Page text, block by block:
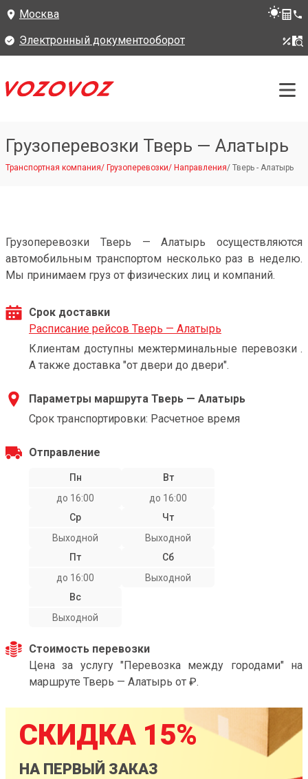
Москва
Электронный документооборот
Грузоперевозки Тверь — Алатырь
Транспортная компания/ Грузоперевозки/ Направления/ Тверь - Алатырь
Грузоперевозки Тверь — Алатырь осуществляются
автомобильным транспортом несколько раз в неделю.
Мы принимаем груз от физических лиц и компаний.
Срок доставки
Расписание рейсов Тверь — Алатырь
Клиентам доступны межтерминальные перевозки .
А также доставка "от двери до двери".
Параметры маршрута Тверь — Алатырь
Срок транспортировки: Расчетное время
Отправление
Пн
до 16:00
Вт
до 16:00
Ср
Выходной
Чт
Выходной
Пт
до 16:00
Сб
Выходной
Вс
Выходной
Стоимость перевозки
Цена за услугу "Перевозка между городами" на
маршруте Тверь — Алатырь от ₽.
СКИДКА 15%
НА ПЕРВЫЙ ЗАКАЗ